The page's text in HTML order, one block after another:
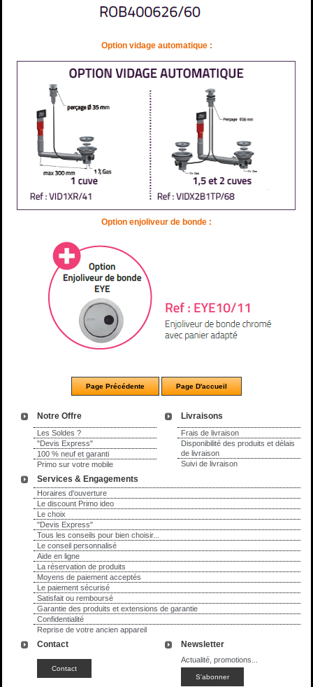
Notre Offre
Les Soldes ?
"Devis Express"
100 % neuf et garanti
Primo sur votre mobile
Livraisons
Frais de livraison
Disponibilité des produits et délais
de livraison
Suivi de livraison
Services & Engagements
Horaires d'ouverture
Le discount Primo ideo
Le choix
"Devis Express"
Tous les conseils pour bien choisir...
Le conseil personnalisé
Aide en ligne
La réservation de produits
Moyens de paiement acceptés
Le paiement sécurisé
Satisfait ou remboursé
Garantie des produits et extensions de garantie
Confidentialité
Reprise de votre ancien appareil
Contact Newsletter
Actualité, promotions...
Option vidage automatique :
Option enjoliveur de bonde :